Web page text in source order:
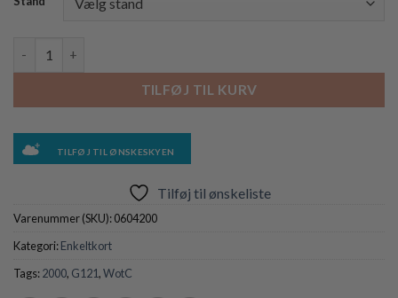
TILFØJ TIL KURV
TILFØJ TIL ØNSKESKYEN
Tilføj til ønskeliste
Varenummer (SKU):0604200
Kategori:Enkeltkort
Tags:2000, G121,WotC